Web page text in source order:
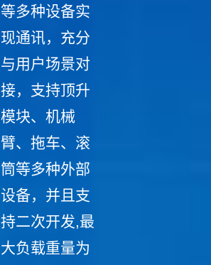
等多种设备实
现通讯，充分
与用户场景对
接，支持顶升
模块、机械
臂、拖车、滚
筒等多种外部
设备，并且支
持二次开发,最
大负载重量为